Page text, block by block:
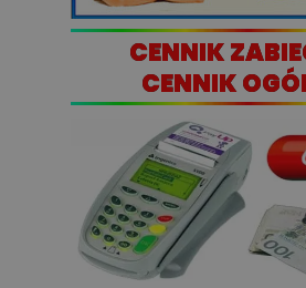
CENNIK
CENNIK